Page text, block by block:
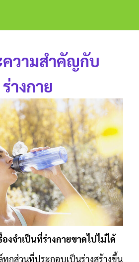
วามสำคัญกับ
ร่างกาย
งจำเป็นที่ร่างกายขาดไปไม่ได้
ทุกส่วนที่ประกอบเป็นร่างสร้างขึ้น